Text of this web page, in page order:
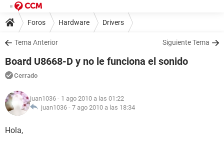
Foros Hardware Drivers
Tema Anterior Siguiente Tema
Board U8668-D y no le funciona el sonido
Cerrado
juan1036 - 1 ago 2010 a las 01:22
juan1036 - 7 ago 2010 a las 18:34
Hola,